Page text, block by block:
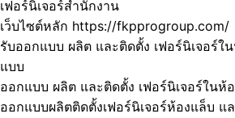
เฟอร์นิเจอร์สำนักงาน
เว็บไซต์หลัก https://fkpprogroup.com/
รับออกแบบ ผลิต และติดตั้ง เฟอร์นิเจอร์ใ
แบบ
ออกแบบ ผลิต และติดตั้ง เฟอร์นิเจอร์ในห้
ออกแบบผลิตติดตั้งเฟอร์นิเจอร์ห้องแล็บ แ